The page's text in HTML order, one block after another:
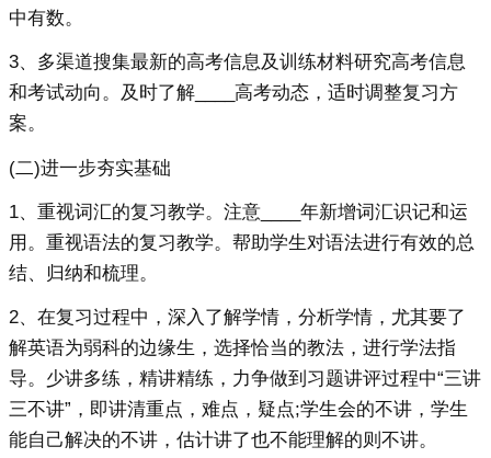
中有数。
3、多渠道搜集最新的高考信息及训练材料研究高考信息
和考试动向。及时了解____高考动态，适时调整复习方
案。
(二)进一步夯实基础
1、重视词汇的复习教学。注意____年新增词汇识记和运
用。重视语法的复习教学。帮助学生对语法进行有效的总
结、归纳和梳理。
2、在复习过程中，深入了解学情，分析学情，尤其要了
解英语为弱科的边缘生，选择恰当的教法，进行学法指
导。少讲多练，精讲精练，力争做到习题讲评过程中“三讲
三不讲”，即讲清重点，难点，疑点;学生会的不讲，学生
能自己解决的不讲，估计讲了也不能理解的则不讲。